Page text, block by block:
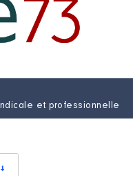
et professionnelle